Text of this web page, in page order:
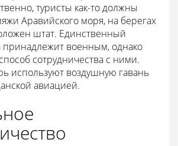
туристы как-то должны
Аравийского моря, на берегах
штат. Единственный
принадлежит военным, однако
сотрудничества с ними.
используют воздушную гавань
авиацией.